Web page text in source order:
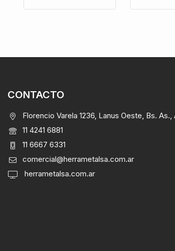
CONTACTO
Florencio Varela 1236, Lanus Oeste, Bs. As.,
11 4241 6881
11 6667 6331
comercial@herrametalsa.com.ar
herrametalsa.com.ar